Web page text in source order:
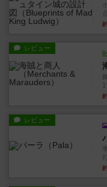
レビュー
レビュー